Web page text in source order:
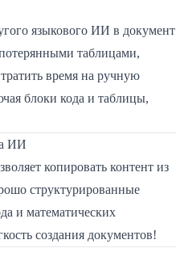
языкового ИИ в документ
таблицами,
время на ручную
блоки кода и таблицы,
ИИ
копировать контент из
структурированные
и математических
создания документов!